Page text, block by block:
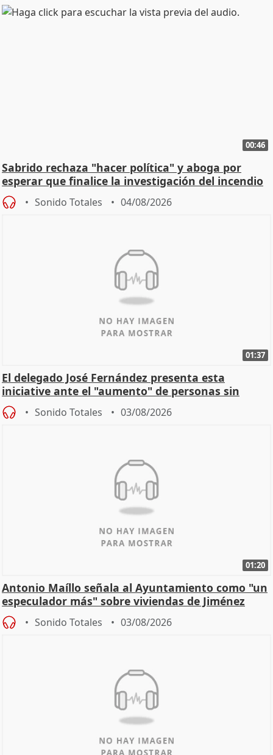
00:46
Sabrido rechaza "hacer política" y aboga por
esperar que finalice la investigación del incendio
Sonido Totales 04/08/2026
01:37
El delegado José Fernández presenta esta
iniciative ante el "aumento" de personas sin
hogar en Madri
Sonido Totales 03/08/2026
01:20
Antonio Maíllo señala al Ayuntamiento como "un
especulador más" sobre viviendas de Jiménez
Becerril
Sonido Totales 03/08/2026